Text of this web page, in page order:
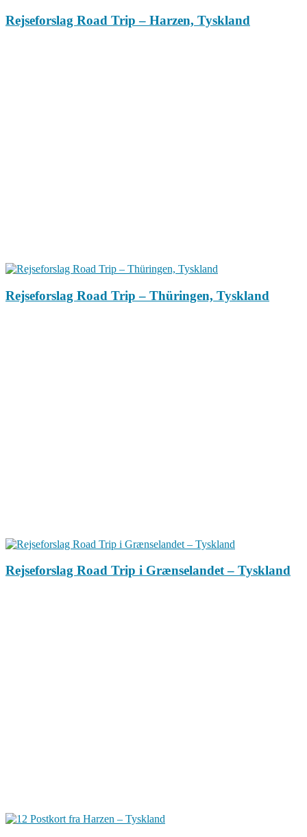
Rejseforslag Road Trip – Harzen, Tyskland
Rejseforslag Road Trip – Thüringen, Tyskland
Rejseforslag Road Trip i Grænselandet – Tyskland